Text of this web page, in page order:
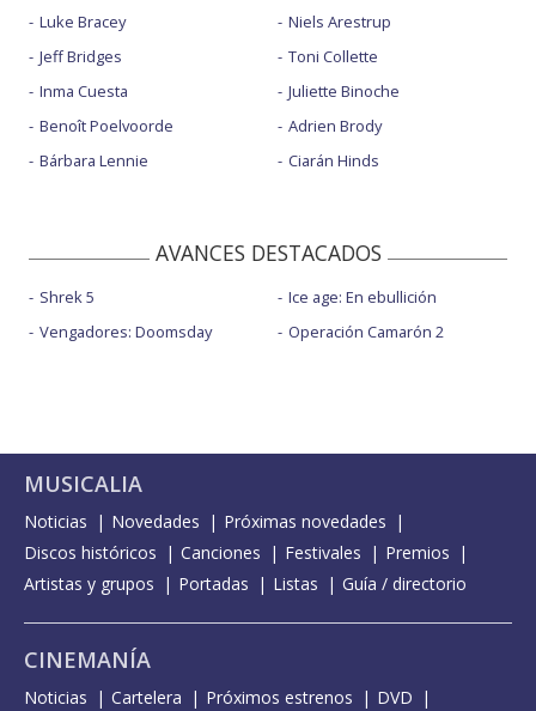
Luke Bracey
Jeff Bridges
Inma Cuesta
Benoît Poelvoorde
Bárbara Lennie
Niels Arestrup
Toni Collette
Juliette Binoche
Adrien Brody
Ciarán Hinds
AVANCES DESTACADOS
Shrek 5
Vengadores: Doomsday
Ice age: En ebullición
Operación Camarón 2
MUSICALIA
Noticias Novedades
Próximas novedades
Discos históricos
Canciones Festivales
Premios
Artistas y grupos
Portadas Listas Guía / directorio
CINEMANÍA
Noticias Cartelera Próximos estrenos
DVD